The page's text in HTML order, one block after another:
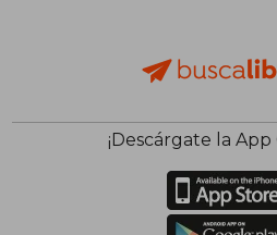
¡Descárgate la App